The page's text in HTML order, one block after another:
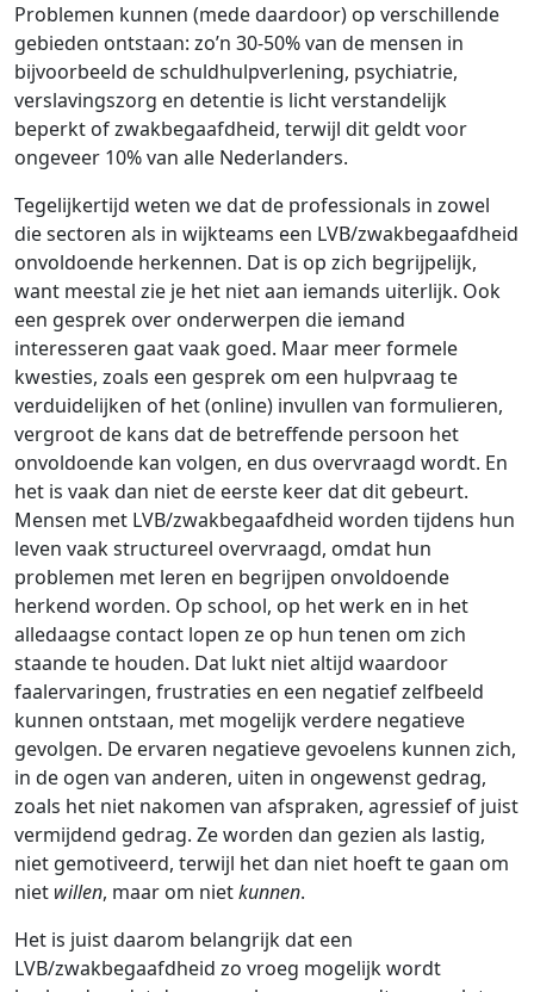
Problemen kunnen (mede daardoor) op verschillende
gebieden ontstaan: zo’n 30-50% van de mensen in
bijvoorbeeld de schuldhulpverlening, psychiatrie,
verslavingszorg en detentie is licht verstandelijk
beperkt of zwakbegaafdheid, terwijl dit geldt voor
ongeveer 10% van alle Nederlanders.
Tegelijkertijd weten we dat de professionals in zowel
die sectoren als in wijkteams een LVB/zwakbegaafdheid
onvoldoende herkennen. Dat is op zich begrijpelijk,
want meestal zie je het niet aan iemands uiterlijk. Ook
een gesprek over onderwerpen die iemand
interesseren gaat vaak goed. Maar meer formele
kwesties, zoals een gesprek om een hulpvraag te
verduidelijken of het (online) invullen van formulieren,
vergroot de kans dat de betreffende persoon het
onvoldoende kan volgen, en dus overvraagd wordt. En
het is vaak dan niet de eerste keer dat dit gebeurt.
Mensen met LVB/zwakbegaafdheid worden tijdens hun
leven vaak structureel overvraagd, omdat hun
problemen met leren en begrijpen onvoldoende
herkend worden. Op school, op het werk en in het
alledaagse contact lopen ze op hun tenen om zich
staande te houden. Dat lukt niet altijd waardoor
faalervaringen, frustraties en een negatief zelfbeeld
kunnen ontstaan, met mogelijk verdere negatieve
gevolgen. De ervaren negatieve gevoelens kunnen zich,
in de ogen van anderen, uiten in ongewenst gedrag,
zoals het niet nakomen van afspraken, agressief of juist
vermijdend gedrag. Ze worden dan gezien als lastig,
niet gemotiveerd, terwijl het dan niet hoeft te gaan om
niet willen, maar om nietkunnen.
Het is juist daarom belangrijk dat een
LVB/zwakbegaafdheid zo vroeg mogelijk wordt